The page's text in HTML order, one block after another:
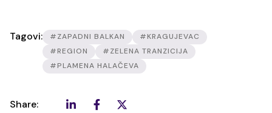
Tagovi: #ZAPADNI BALKAN
#KRAGUJEVAC
#REGION
#ZELENA TRANZICIJA
#PLAMENA HALAČEVA
Share: